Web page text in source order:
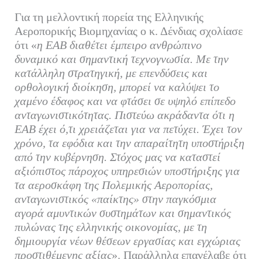
Για τη μελλοντική πορεία της Ελληνικής
Αεροπορικής Βιομηχανίας ο κ. Δένδιας σχολίασε
ότι «η ΕΑΒ διαθέτει έμπειρο ανθρώπινο
δυναμικό και σημαντική τεχνογνωσία. Με την
κατάλληλη στρατηγική, με επενδύσεις και
ορθολογική διοίκηση, μπορεί να καλύψει το
χαμένο έδαφος και να φτάσει σε υψηλό επίπεδο
ανταγωνιστικότητας. Πιστεύω ακράδαντα ότι η
ΕΑΒ έχει ό,τι χρειάζεται για να πετύχει. Έχει τον
χρόνο, τα εφόδια και την απαραίτητη υποστήριξη
από την κυβέρνηση. Στόχος μας να καταστεί
αξιόπιστος πάροχος υπηρεσιών υποστήριξης για
τα αεροσκάφη της Πολεμικής Αεροπορίας,
ανταγωνιστικός «παίκτης» στην παγκόσμια
αγορά αμυντικών συστημάτων και σημαντικός
πυλώνας της ελληνικής οικονομίας, με τη
δημιουργία νέων θέσεων εργασίας και εγχώριας
προστιθέμενης αξίας». Παράλληλα επανέλαβε ότι